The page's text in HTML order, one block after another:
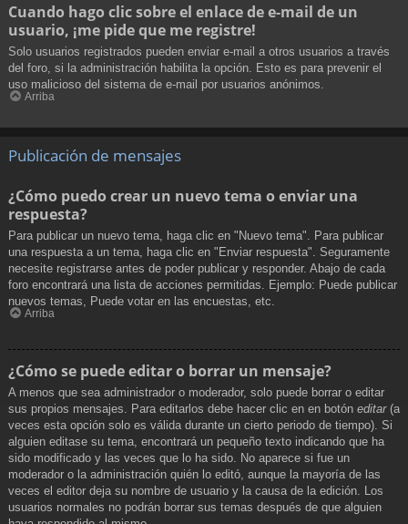
Cuando hago clic sobre el enlace de e-mail de un
usuario, ¡me pide que me registre!
Solo usuarios registrados pueden enviar e-mail a otros usuarios a través
del foro, si la administración habilita la opción. Esto es para prevenir el
uso malicioso del sistema de e-mail por usuarios anónimos.
Arriba
Publicación de mensajes
¿Cómo puedo crear un nuevo tema o enviar una
respuesta?
Para publicar un nuevo tema, haga clic en "Nuevo tema". Para publicar
una respuesta a un tema, haga clic en "Enviar respuesta". Seguramente
necesite registrarse antes de poder publicar y responder. Abajo de cada
foro encontrará una lista de acciones permitidas. Ejemplo: Puede publicar
nuevos temas, Puede votar en las encuestas, etc.
Arriba
¿Cómo se puede editar o borrar un mensaje?
A menos que sea administrador o moderador, solo puede borrar o editar
sus propios mensajes. Para editarlos debe hacer clic en en botón editar(a
veces esta opción solo es válida durante un cierto periodo de tiempo). Si
alguien editase su tema, encontrará un pequeño texto indicando que ha
sido modificado y las veces que lo ha sido. No aparece si fue un
moderador o la administración quién lo editó, aunque la mayoría de las
veces el editor deja su nombre de usuario y la causa de la edición. Los
usuarios normales no podrán borrar sus temas después de que alguien